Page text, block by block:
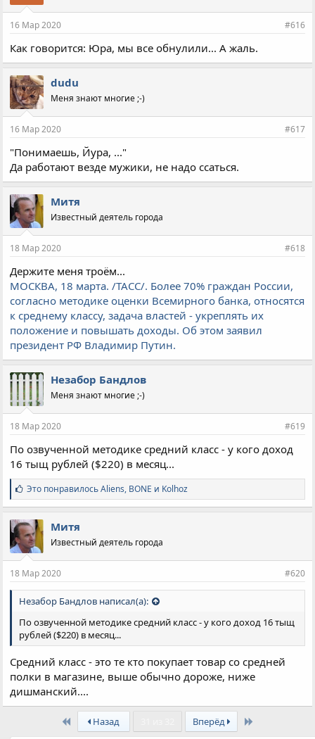
16 Мар 2020 #616
Как говорится: Юра, мы все обнулили... А жаль.
dudu
Меня знают многие ;-)
16 Мар 2020 #617
"Понимаешь, Йyра, ..."
Да работают везде мужики, не надо ссаться.
Митя
Известный деятель города
18 Мар 2020 #618
Держите меня троём...
МОСКВА, 18 марта. /ТАСС/. Более 70% граждан России,
согласно методике оценки Всемирного банка, относятся
к среднему классу, задача властей - укреплять их
положение и повышать доходы. Об этом заявил
президент РФ Владимир Путин.
Незабор Бандлов
Меня знают многие ;-)
18 Мар 2020 #619
По озвученной методике средний класс - у кого доход
16 тыщ рублей ($220) в месяц...
С
и
м
п
а
т
и
:
Это понравилосьAliens, BONE и Kolhoz
Митя
Известный деятель города
18 Мар 2020 #620
Незабор Бандлов написал(а):
По озвученной методике средний класс - у кого доход 16 тыщ
рублей ($220) в месяц...
Средний класс - это те кто покупает товар со средней
полки в магазине, выше обычно дороже, ниже
дишманский....
First Назад Вперёд